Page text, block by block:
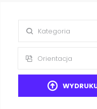
Kategoria
Orientacja